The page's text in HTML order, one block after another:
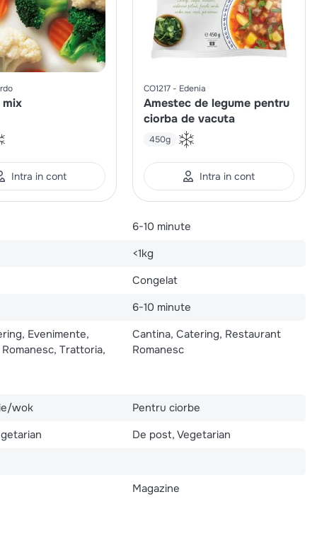
Intra in cont
CO1217 Edenia
Amestec de legume pentru
ciorba de vacuta
450g
Intra in cont
6-10 minute
<1kg
Congelat
6-10 minute
Evenimente,
Trattoria,
Cantina, Catering, Restaurant
Romanesc
wok
Pentru ciorbe
De post, Vegetarian
Magazine